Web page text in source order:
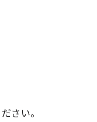
さい。